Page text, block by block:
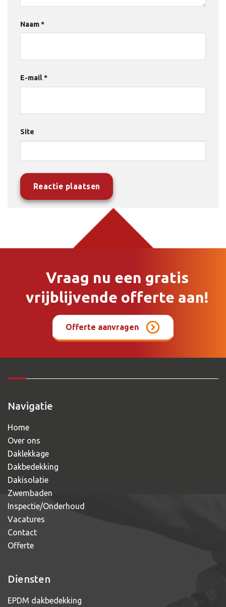
Naam*
E-mail*
Site
Vraag nu een gratis
vrijblijvende offerte aan!
Offerte aanvragen
Navigatie
Home
Over ons
Daklekkage
Dakbedekking
Dakisolatie
Zwembaden
Inspectie/Onderhoud
Vacatures
Contact
Offerte
Diensten
EPDM dakbedekking